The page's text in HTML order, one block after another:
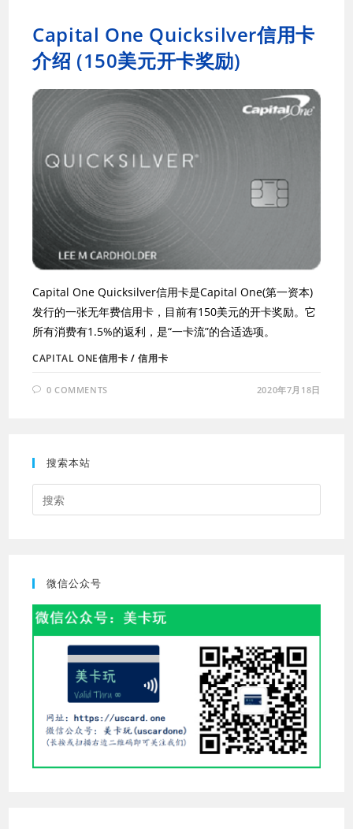
Capital One Quicksilver信用卡
介绍 (150美元开卡奖励)
Capital One Quicksilver信用卡是Capital One(第一资本)
发行的一张无年费信用卡，目前有150美元的开卡奖励。它
所有消费有1.5%的返利，是“一卡流”的合适选项。
CAPITAL ONE信用卡 /信用卡
0 COMMENTS 2020年7月18日
搜索本站
微信公众号